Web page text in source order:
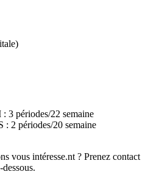
3 périodes/22 semaine
: 2 périodes/20 semaine
vous intéresse.nt ? Prenez contact